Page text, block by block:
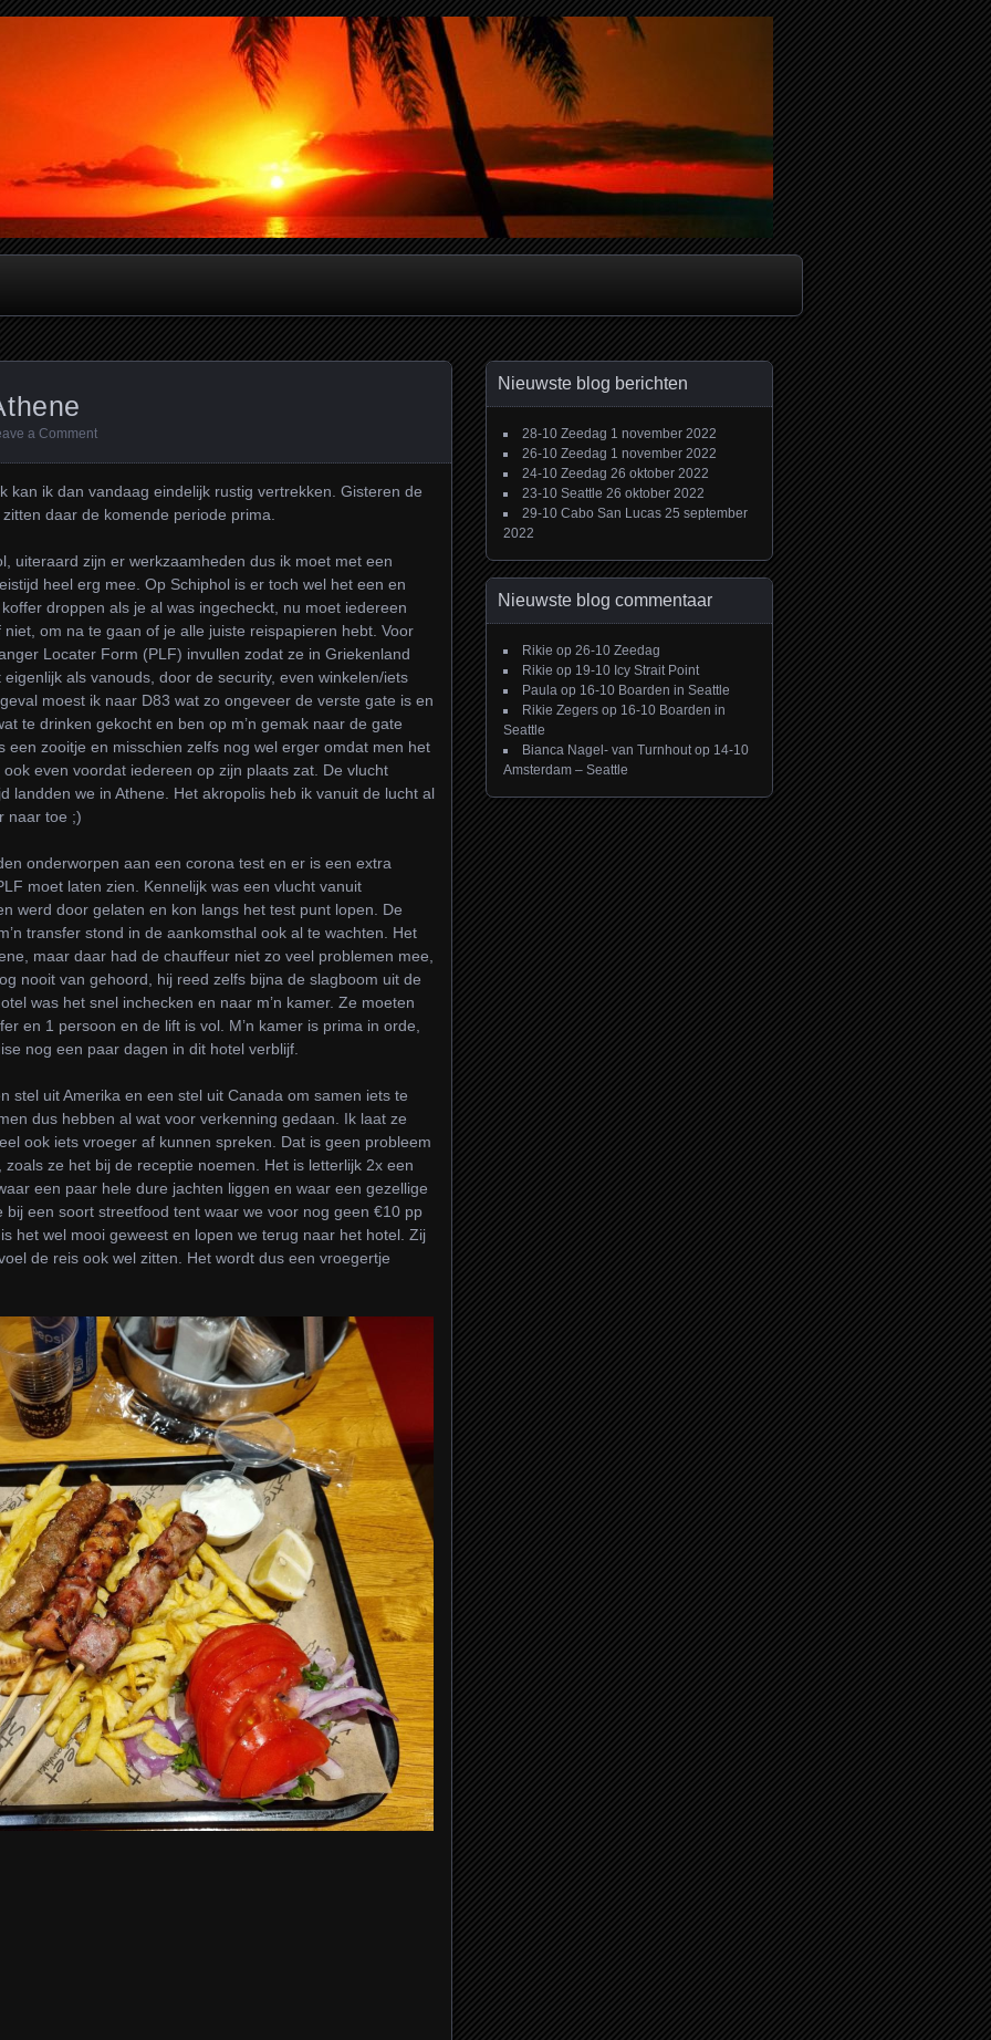
a Comment
kan ik dan vandaag eindelijk rustig vertrekken. Gisteren de
daar de komende periode prima.
uiteraard zijn er werkzaamheden dus ik moet met een
heel erg mee. Op Schiphol is er toch wel het een en
droppen als je al was ingecheckt, nu moet iedereen
om na te gaan of je alle juiste reispapieren hebt. Voor
Locater Form (PLF) invullen zodat ze in Griekenland
als vanouds, door de security, even winkelen/iets
moest ik naar D83 wat zo ongeveer de verste gate is en
te drinken gekocht en ben op m’n gemak naar de gate
een zooitje en misschien zelfs nog wel erger omdat men het
even voordat iedereen op zijn plaats zat. De vlucht
landden we in Athene. Het akropolis heb ik vanuit de lucht al
naar toe ;)
onderworpen aan een corona test en er is een extra
moet laten zien. Kennelijk was een vlucht vanuit
werd door gelaten en kon langs het test punt lopen. De
transfer stond in de aankomsthal ook al te wachten. Het
maar daar had de chauffeur niet zo veel problemen mee,
nooit van gehoord, hij reed zelfs bijna de slagboom uit de
was het snel inchecken en naar m’n kamer. Ze moeten
en 1 persoon en de lift is vol. M’n kamer is prima in orde,
nog een paar dagen in dit hotel verblijf.
stel uit Amerika en een stel uit Canada om samen iets te
dus hebben al wat voor verkenning gedaan. Ik laat ze
ook iets vroeger af kunnen spreken. Dat is geen probleem
ze het bij de receptie noemen. Het is letterlijk 2x een
een paar hele dure jachten liggen en waar een gezellige
bij een soort streetfood tent waar we voor nog geen €10 pp
het wel mooi geweest en lopen we terug naar het hotel. Zij
de reis ook wel zitten. Het wordt dus een vroegertje
Nieuwste blog berichten
28-10 Zeedag 1 november 2022
26-10 Zeedag 1 november 2022
24-10 Zeedag 26 oktober 2022
23-10 Seattle 26 oktober 2022
29-10 Cabo San Lucas 25 september
2022
Nieuwste blog commentaar
Rikie op 26-10 Zeedag
Rikie op 19-10 Icy Strait Point
Paula op 16-10 Boarden in Seattle
Rikie Zegers op 16-10 Boarden in
Seattle
Bianca Nagel- van Turnhoutop 14-10
Amsterdam – Seattle